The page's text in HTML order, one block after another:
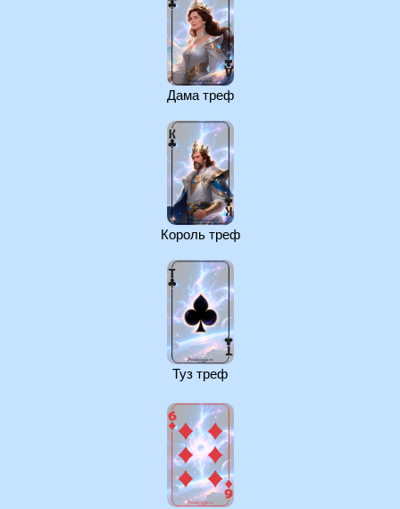
Дама треф
Король треф
Туз треф